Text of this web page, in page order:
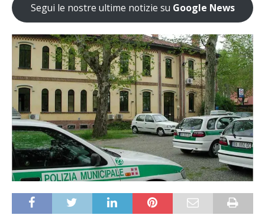
Segui le nostre ultime notizie su Google News